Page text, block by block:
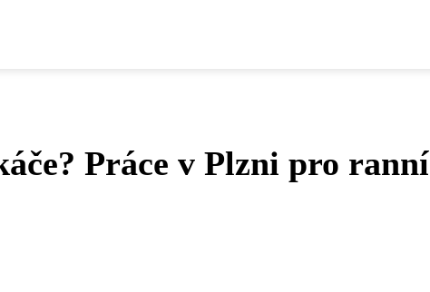
Práce v Plzni pro ranní